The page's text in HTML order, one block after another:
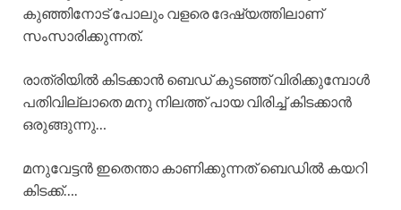
കുഞ്ഞിനോട് പോലും വളരെ ദേഷ്യത്തിലാണ്
സംസാരിക്കുന്നത്.
രാത്രിയിൽ കിടക്കാൻ ബെഡ് കുടഞ്ഞ് വിരിക്കുമ്പോൾ
പതിവില്ലാതെ മനു നിലത്ത് പായ വിരിച്ച് കിടക്കാൻ
ഒരുങ്ങുന്നു…
മനുവേട്ടൻ ഇതെന്താ കാണിക്കുന്നത് ബെഡിൽ കയറി
കിടക്ക്….